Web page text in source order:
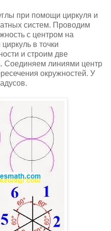
при помощи циркуля и
систем. Проводим
с центром на
в точки
и строим две
Соединяем линиями центр
окружностей. У